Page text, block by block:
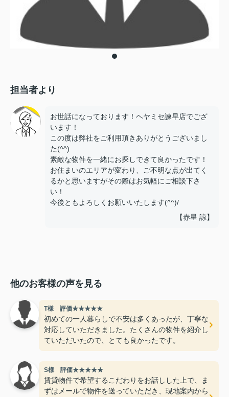
担当者より
お世話になっております！ヘヤミセ諫早店でござ
います！
この度は弊社をご利用頂きありがとうございまし
た(^^)
素敵な物件を一緒にお探しできて良かったです！
お住まいのエリアが変わり、ご不明な点が出てく
るかと思いますがその際はお気軽にご相談下さ
い！
今後ともよろしくお願いいたします(^^)/
【赤星 諒】
他のお客様の声を見る
T様 評価★★★★★
初めての一人暮らしで不安は多くあったが、丁寧な
対応していただきました。たくさんの物件を紹介し
ていただいたので、とても良かったです。
S様 評価★★★★★
賃貸物件で希望するこだわりをお話しした上で、ま
ずはメールで物件を送っていただき、現地案内から